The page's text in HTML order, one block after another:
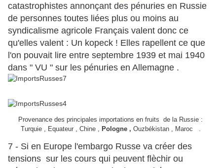
catastrophistes annonçant des pénuries en Russie
de personnes toutes liées plus ou moins au
syndicalisme agricole Français valent donc ce
qu'elles valent : Un kopeck ! Elles rapellent ce que
l'on pouvait lire entre septembre 1939 et mai 1940
dans " VU " sur les pénuries en Allemagne .
Provenance des principales importations en fruits de la Russie :
Turquie , Equateur , Chine , Pologne , Ouzbékistan , Maroc .
7 - Si en Europe l'embargo Russe va créer des
tensions sur les cours qui peuvent flèchir ou